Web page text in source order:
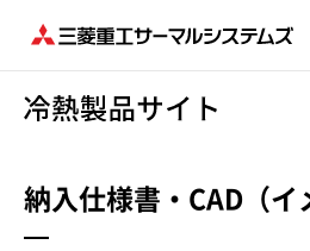
納入仕様書・CAD（イ